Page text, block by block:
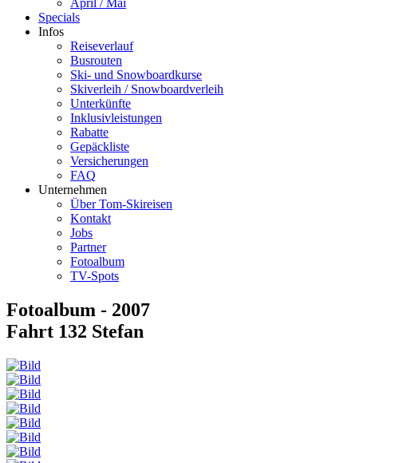
April / Mai
Specials
Infos
Reiseverlauf
Busrouten
Ski- und Snowboardkurse
Skiverleih / Snowboardverleih
Unterkünfte
Inklusivleistungen
Rabatte
Gepäckliste
Versicherungen
FAQ
Unternehmen
Über Tom-Skireisen
Kontakt
Jobs
Partner
Fotoalbum
TV-Spots
Fotoalbum - 2007
Fahrt 132 Stefan